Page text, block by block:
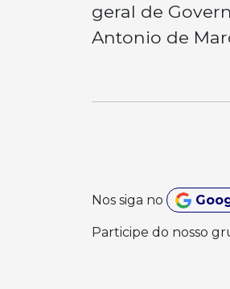
geral de
Antonio de
Nos siga no
Participe do nosso